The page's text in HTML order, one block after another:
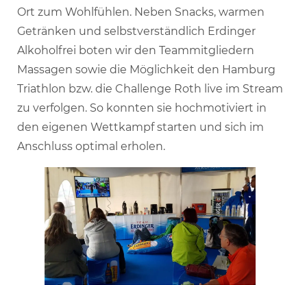
Ort zum Wohlfühlen. Neben Snacks, warmen
Getränken und selbstverständlich Erdinger
Alkoholfrei boten wir den Teammitgliedern
Massagen sowie die Möglichkeit den Hamburg
Triathlon bzw. die Challenge Roth live im Stream
zu verfolgen. So konnten sie hochmotiviert in
den eigenen Wettkampf starten und sich im
Anschluss optimal erholen.